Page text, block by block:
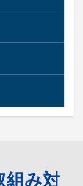
組み対